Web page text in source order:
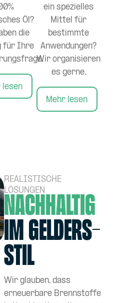
Öl?
die
für Ihre
lesen
ein spezielles
Mittel für
bestimmte
Anwendungen?
Wir organisieren
es gerne.
Mehr lesen
REALISTISCHE
LÖSUNGEN
Nachhaltig
im Gelders-
Stil
Wir glauben, dass
erneuerbare Brennstoffe